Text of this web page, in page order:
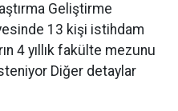
Geliştirme
13 kişi istihdam
4 yıllık fakülte mezunu
Diğer detaylar